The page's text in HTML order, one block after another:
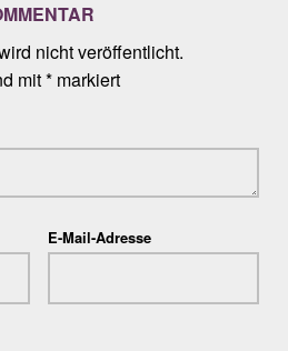
nicht veröffentlicht.
mit*markiert
E-Mail-Adresse